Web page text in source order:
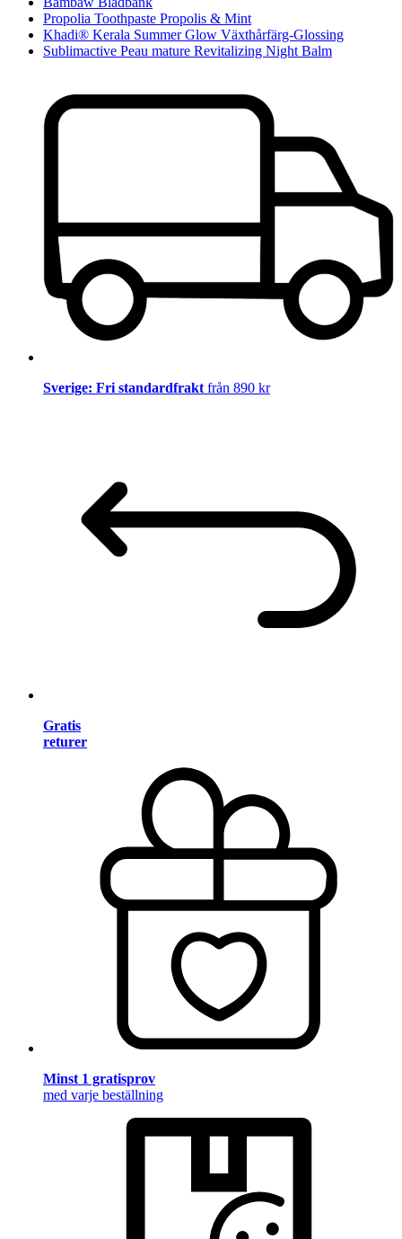
Propolia Toothpaste Propolis & Mint
Khadi® Kerala Summer Glow Växthårfärg-Glossing
Sublimactive Peau mature Revitalizing Night Balm
Sverige: Fri standardfrakt från 890 kr
Gratis
returer
Minst 1 gratisprov
med varje beställning